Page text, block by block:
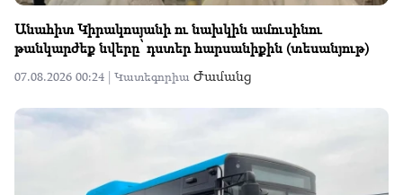
Անահիտ Կիրակոսյանի ու նախկին ամուսինու
թանկարժեք նվերը՝ դստեր հարսանիքին (տեսանյութ)
07.08.2026 00:24 | Կատեգորիա Ժամանց